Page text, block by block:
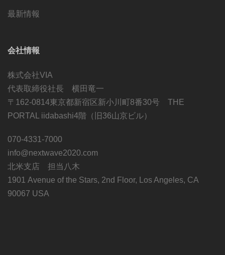
最新情報
会社情報
株式会社VIA
代表取締役社長 横田竜一
〒162-0814東京都新宿区新小川町8番30号 THE
PORTAL iidabashi4階（旧36山京ビル）
070-4331-7000
info@nextwave2020.com
北米支店 担当八木
1901 Avenue of the Stars, 2nd Floor, Los Angeles, CA
90067 USA